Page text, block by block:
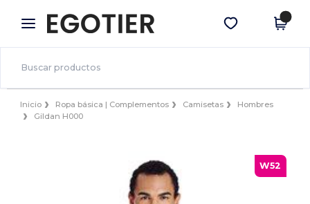
× App de Egotier
¡Mejores precios en app!
Descargar app
Inicio Ropa básica | Complementos Camisetas
Hombres
Gildan H000
W52